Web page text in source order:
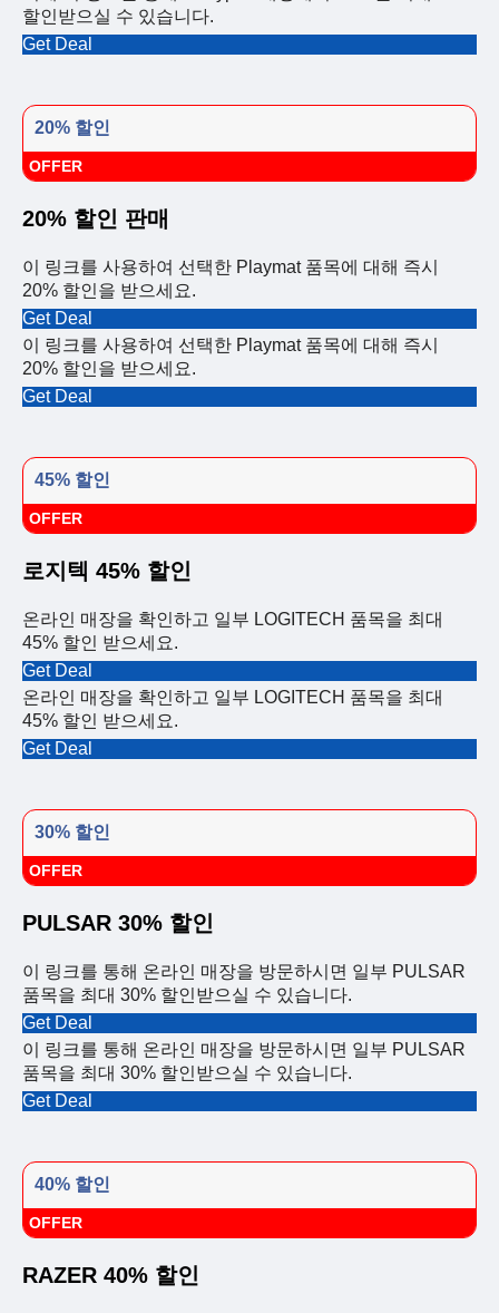
할인받으실 수 있습니다.
Get Deal
20% 할인
OFFER
20% 할인 판매
이 링크를 사용하여 선택한 Playmat 품목에 대해 즉시
20% 할인을 받으세요.
Get Deal
이 링크를 사용하여 선택한 Playmat 품목에 대해 즉시
20% 할인을 받으세요.
Get Deal
45% 할인
OFFER
로지텍 45% 할인
온라인 매장을 확인하고 일부 LOGITECH 품목을 최대
45% 할인 받으세요.
Get Deal
온라인 매장을 확인하고 일부 LOGITECH 품목을 최대
45% 할인 받으세요.
Get Deal
30% 할인
OFFER
PULSAR 30% 할인
이 링크를 통해 온라인 매장을 방문하시면 일부 PULSAR
품목을 최대 30% 할인받으실 수 있습니다.
Get Deal
이 링크를 통해 온라인 매장을 방문하시면 일부 PULSAR
품목을 최대 30% 할인받으실 수 있습니다.
Get Deal
40% 할인
OFFER
RAZER 40% 할인